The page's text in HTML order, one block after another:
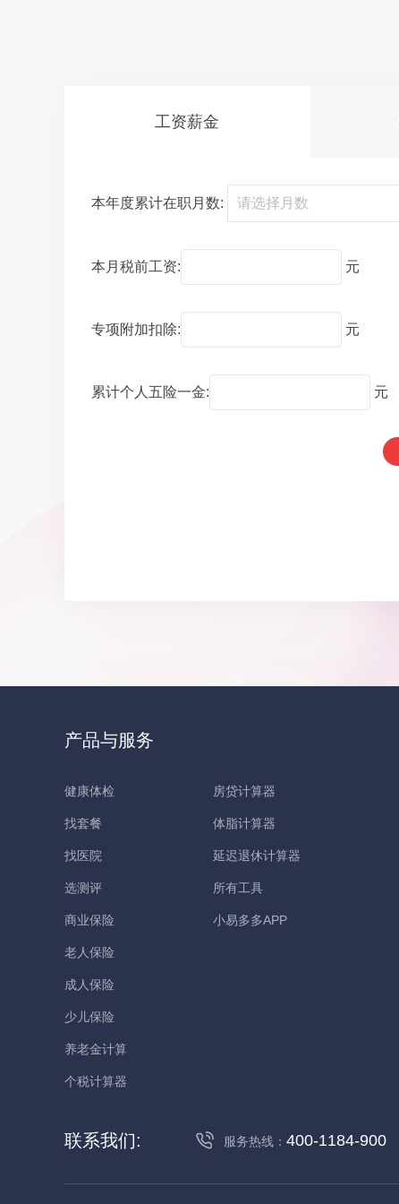
工资薪金
本年度累计在职月数:
本月税前工资: 元
专项附加扣除: 元
累计个人五险一金: 元
产品与服务
健康体检
找套餐
找医院
选测评
商业保险
老人保险
成人保险
少儿保险
养老金计算
个税计算器
房贷计算器
体脂计算器
延迟退休计算器
所有工具
小易多多APP
联系我们: 服务热线： 400-1184-900